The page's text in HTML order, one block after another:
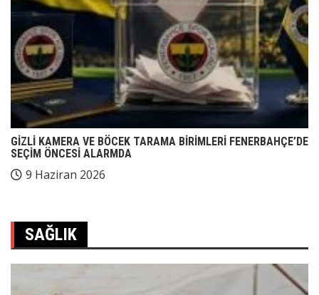
GİZLİ KAMERA VE BÖCEK TARAMA BİRİMLERİ FENERBAHÇE’DE
SEÇİM ÖNCESİ ALARMDA
9 Haziran 2026
SAĞLIK